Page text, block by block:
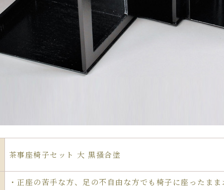
茶事座椅子セット 大 黒掻合塗
・正座の苦手な方、足の不自由な方でも椅子に座ったま